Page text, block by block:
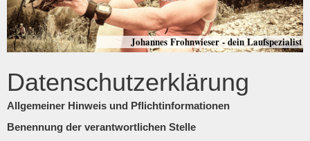
Johannes Frohnwieser - dein Laufspezialist
Datenschutzerklärung
Allgemeiner Hinweis und Pflichtinformationen
Benennung der verantwortlichen Stelle